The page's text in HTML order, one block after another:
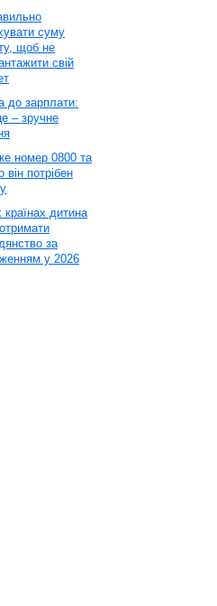
суму
щоб не
свій
до зарплати:
– зручне
номер 0800 та
він потрібен
країнах дитина
за
у 2026